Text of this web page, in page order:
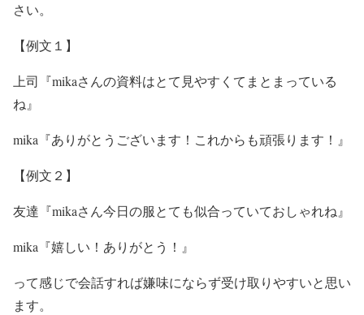
さい。
【例文１】
上司『mikaさんの資料はとて見やすくてまとまっている
ね』
mika『ありがとうございます！これからも頑張ります！』
【例文２】
友達『mikaさん今日の服とても似合っていておしゃれね』
mika『嬉しい！ありがとう！』
って感じで会話すれば嫌味にならず受け取りやすいと思い
ます。